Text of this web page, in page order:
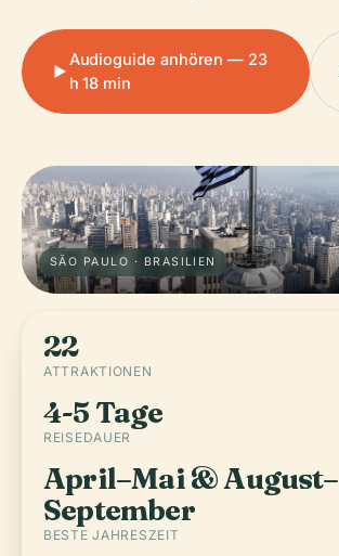
Audioguide anhören — 23
h 18 min
SÃO PAULO · BRASILIEN
22
ATTRAKTIONEN
4-5 Tage
REISEDAUER
April–Mai & August–
September
BESTE JAHRESZEIT